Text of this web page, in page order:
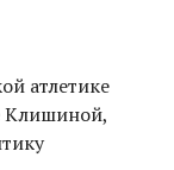
атлетике
Клишиной,